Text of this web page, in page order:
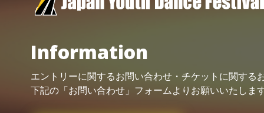
Information
エントリーに関するお問い合わせ・ チケット に関する
下記の「お問い合わせ」フォームよりお願いいたしま